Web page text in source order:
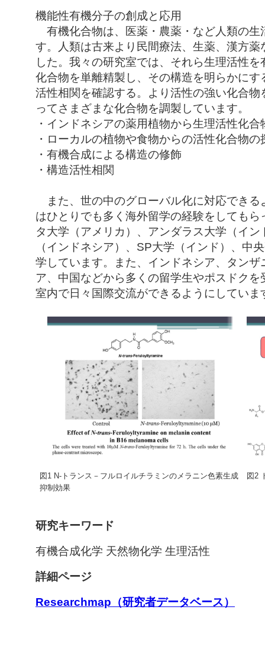
機能性有機分子の創成と応用
有機化合物は、医薬・農薬・など人類の生
す。人類は古来より民間療法、生薬、漢方
した。我々の研究室では、それら生理活性
化合物を単離精製し、その構造を明らかに
活性相関を確認する。より活性の強い化合
ってさまざまな化合物を調製しています。
・インドネシアの薬用植物から生理活性化合
・ローカルの植物や食物からの活性化合物の
・有機合成による構造の修飾
・構造活性相関
また、世の中のグローバル化に対応できる
はひとりでも多く海外留学の経験をしても
タ大学（アメリカ）、アンダラス大学（イ
（インドネシア）、SP大学（インド）、中
学しています。また、インドネシア、タン
ア、中国などから多くの留学生やポスドク
室内で日々国際交流ができるようにしていま
図1 N-トランス－フルロイルチラミンのメラニン色素生成
抑制効果
図2
研究キーワード
有機合成化学 天然物化学 生理活性
詳細ページ
Researchmap（研究者データベース）